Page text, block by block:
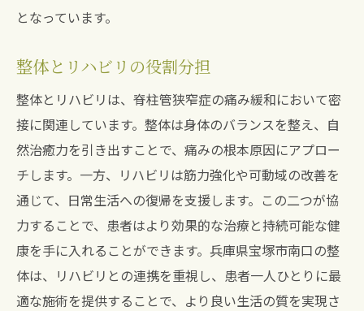
となっています。
整体とリハビリの役割分担
整体とリハビリは、脊柱管狭窄症の痛み緩和において密
接に関連しています。整体は身体のバランスを整え、自
然治癒力を引き出すことで、痛みの根本原因にアプロー
チします。一方、リハビリは筋力強化や可動域の改善を
通じて、日常生活への復帰を支援します。この二つが協
力することで、患者はより効果的な治療と持続可能な健
康を手に入れることができます。兵庫県宝塚市南口の整
体は、リハビリとの連携を重視し、患者一人ひとりに最
適な施術を提供することで、より良い生活の質を実現さ